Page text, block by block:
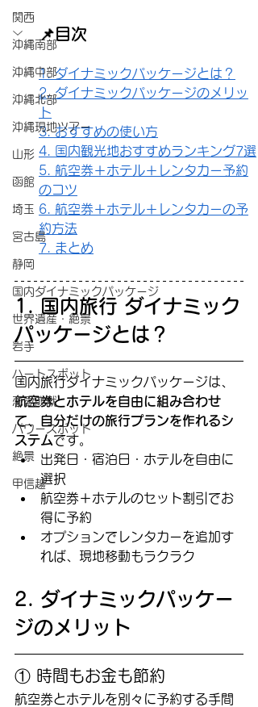
関西
沖縄南部
沖縄中部
沖縄北部
沖縄現地ツアー
山形
函館
埼玉
宮古島
静岡
国内ダイナミックパッケージ
世界遺産・絶景
岩手
ハートスポット
恋愛成就
パワースポット
絶景
甲信越
📌目次
1. ダイナミックパッケージとは？
2. ダイナミックパッケージのメリッ
ト
3. おすすめの使い方
4. 国内観光地おすすめランキング7選
5. 航空券＋ホテル＋レンタカー予約
のコツ
6. 航空券＋ホテル＋レンタカーの予
約方法
7. まとめ
1. 国内旅行 ダイナミック
パッケージとは？
国内旅行ダイナミックパッケージは、
航空券とホテルを自由に組み合わせ
て、自分だけの旅行プランを作れるシ
ステムです。
出発日・宿泊日・ホテルを自由に
選択
航空券＋ホテルのセット割引でお
得に予約
オプションでレンタカーを追加す
れば、現地移動もラクラク
2. ダイナミックパッケー
ジのメリット
① 時間もお金も節約
航空券とホテルを別々に予約する手間